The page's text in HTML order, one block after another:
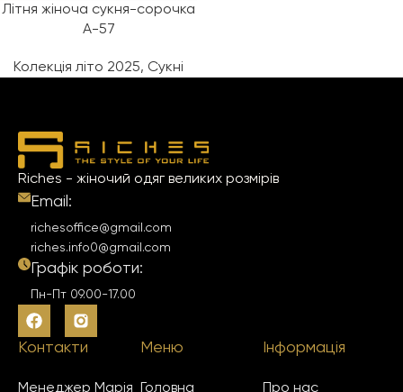
О
Літня жіноча сукня-сорочка
А-57
Колекція літо 2025, Сукні
Riches - жіночий одяг великих розмірів
Email:
richesoffice@gmail.com
riches.info0@gmail.com
Графік роботи:
Пн-Пт 09.00-17.00
Меню
Головна
Інформація
Про нас
Контакти
Менеджер Марія